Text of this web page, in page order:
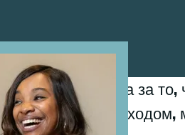
КД благодарна за то,
связанные с уходом,